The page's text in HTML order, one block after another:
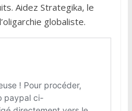
Aidez Strategika, le
globaliste.